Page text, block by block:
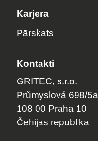
Karjera
Pārskats
Kontakti
GRITEC, s.r.o.
Průmyslová 698/5a
108 00 Praha 10
Čehijas republika